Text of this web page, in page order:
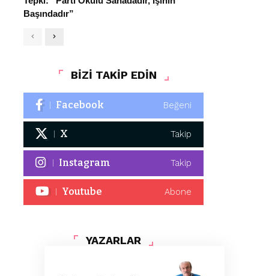
Başındadır”
BİZİ TAKİP EDİN
Facebook Beğeni
X Takip
Instagram Takip
Youtube Abone
YAZARLAR